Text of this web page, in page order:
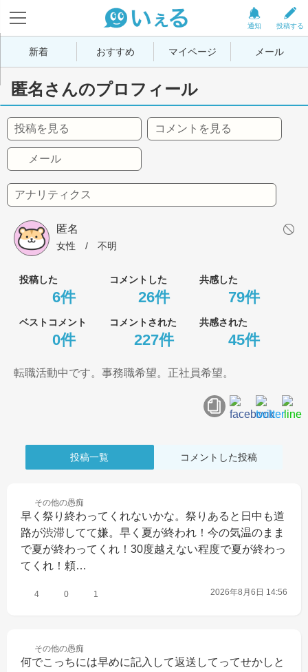
投稿する
通知
新着 おすすめ マイページ メール
匿名さんのプロフィール
投稿を見る コメントを見る
メール
アナリティクス
匿名
女性 / 不明
投稿した コメントした 共感した
6件 26件 79件
ベストコメント コメントされた 共感された
0件 227件 45件
転職活動中です。事務職希望。正社員希望。
投稿一覧 コメントした投稿
その他の愚痴
早く祭り終わってくれないかな。祭りあると日中も道
路が渋滞してて嫌。早く夏が終われ！今の気温のまま
で夏が終わってくれ！30度越えない程度で夏が終わっ
てくれ！頼…
4 0 1 2026年8月6日 14:56
その他の愚痴
何でこっちには早めに記入して返送してってせかしと